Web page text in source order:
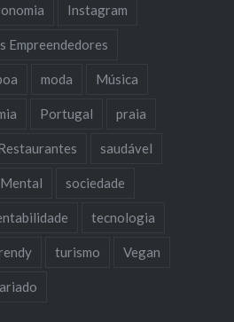
Instagram
Empreendedores
moda Música
Portugal praia
saudável
sociedade
tecnologia
turismo Vegan